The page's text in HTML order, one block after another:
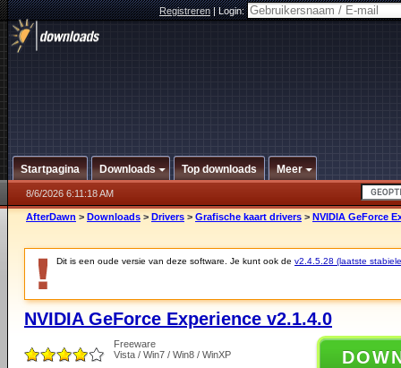
Registreren|Login:
Startpagina Downloads Top downloads Meer
8/6/2026 6:11:18 AM
AfterDawn > Downloads > Drivers > Grafische kaart drivers > NVIDIA GeForce
Dit is een oude versie van deze software. Je kunt ook de v2.4.5.28 (laatste
NVIDIA GeForce Experience v2.1.4.0
Freeware
Vista / Win7 / Win8 / WinXP